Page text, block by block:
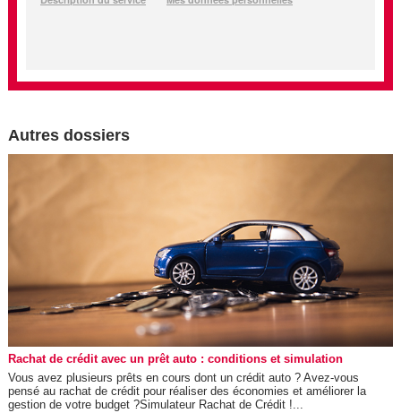
Autres dossiers
Rachat de crédit avec un prêt auto : conditions et simulation
Vous avez plusieurs prêts en cours dont un crédit auto ? Avez-vous
pensé au rachat de crédit pour réaliser des économies et améliorer la
gestion de votre budget ?Simulateur Rachat de Crédit !...